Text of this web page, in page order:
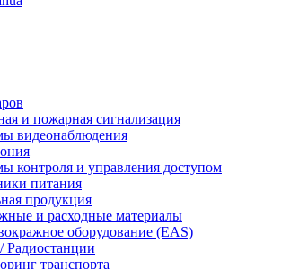
и пожарная сигнализация
видеонаблюдения
контроля и управления доступом
питания
продукция
и расходные материалы
оборудование (EAS)
Радиостанции
транспорта